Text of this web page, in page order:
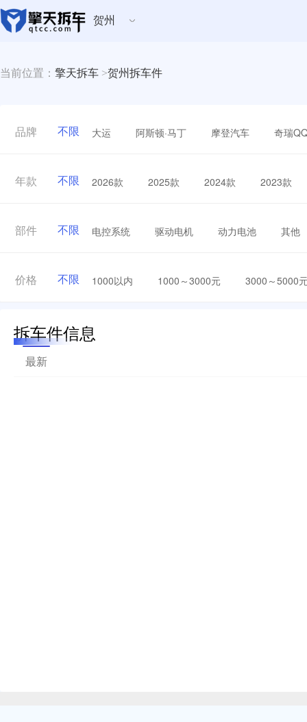
贺州
当前位置： 擎天拆车 >贺州拆车件
品牌 不限 大运 阿斯顿·马丁 摩登汽车 奇瑞
年款 不限 2026款 2025款 2024款 2023款
部件 不限 电控系统 驱动电机 动力电池 其他
价格 不限 1000以内 1000～3000元 3000～5000
拆车件信息
最新